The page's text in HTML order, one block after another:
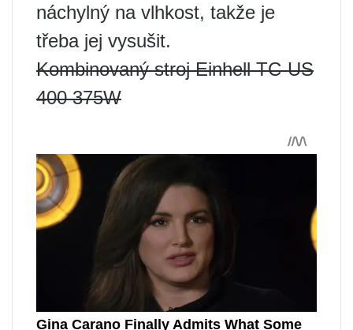
náchylný na vlhkost, takže je
třeba jej vysušit.
Kombinovaný stroj Einhell TC-US
400 375W